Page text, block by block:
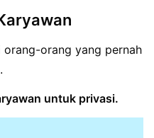
orang-orang yang pernah
untuk privasi.